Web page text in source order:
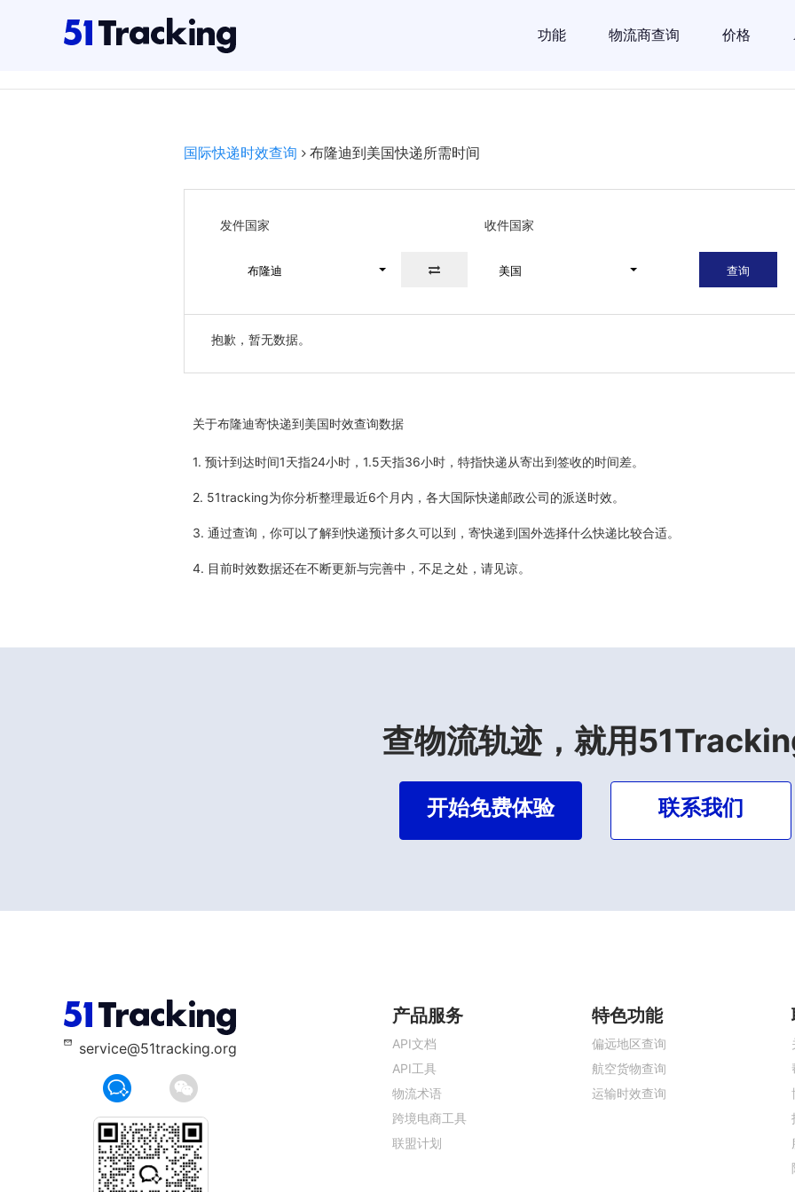
功能 物流商查询 价格
国际快递时效查询 布隆迪到美国快递所需时间
发件国家 收件国家
布隆迪 美国 查询
抱歉，暂无数据。
关于布隆迪寄快递到美国时效查询数据
1. 预计到达时间1天指24小时，1.5天指36小时，特指快递从寄出到签收的时间差。
2. 51tracking为你分析整理最近6个月内，各大国际快递邮政公司的派送时效。
3. 通过查询，你可以了解到快递预计多久可以到，寄快递到国外选择什么快递比较合适。
4. 目前时效数据还在不断更新与完善中，不足之处，请见谅。
查物流轨迹，就用
开始免费体验 联系我们
service@51tracking.org
产品服务
API文档
API工具
物流术语
跨境电商工具
联盟计划
特色功能
偏远地区查询
航空货物查询
运输时效查询